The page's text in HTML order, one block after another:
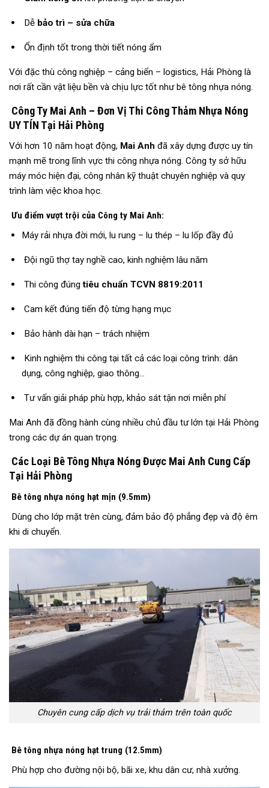
Dễ bảo trì – sửa chữa
Ổn định tốt trong thời tiết nóng ẩm
Với đặc thù công nghiệp – cảng biển – logistics, Hải Phòng là
nơi rất cần vật liệu bền và chịu lực tốt như bê tông nhựa nóng.
Công Ty Mai Anh – Đơn Vị Thi Công Thảm Nhựa Nóng
UY TÍN Tại Hải Phòng
Với hơn 10 năm hoạt động, Mai Anh đã xây dựng được uy tín
mạnh mẽ trong lĩnh vực thi công nhựa nóng. Công ty sở hữu
máy móc hiện đại, công nhân kỹ thuật chuyên nghiệp và quy
trình làm việc khoa học.
Ưu điểm vượt trội của Công ty Mai Anh:
Máy rải nhựa đời mới, lu rung – lu thép – lu lốp đầy đủ
Đội ngũ thợ tay nghề cao, kinh nghiệm lâu năm
Thi công đúngtiêu chuẩn TCVN 8819:2011
Cam kết đúng tiến độ từng hạng mục
Bảo hành dài hạn – trách nhiệm
Kinh nghiệm thi công tại tất cả các loại công trình: dân
dụng, công nghiệp, giao thông…
Tư vấn giải pháp phù hợp, khảo sát tận nơi miễn phí
Mai Anh đã đồng hành cùng nhiều chủ đầu tư lớn tại Hải Phòng
trong các dự án quan trọng.
Các Loại Bê Tông Nhựa Nóng Được Mai Anh Cung Cấp
Tại Hải Phòng
Bê tông nhựa nóng hạt mịn (9.5mm)
Dùng cho lớp mặt trên cùng, đảm bảo độ phẳng đẹp và độ êm
khi di chuyển.
Chuyên cung cấp dịch vụ trải thảm trên toàn quốc
Bê tông nhựa nóng hạt trung (12.5mm)
Phù hợp cho đường nội bộ, bãi xe, khu dân cư, nhà xưởng.